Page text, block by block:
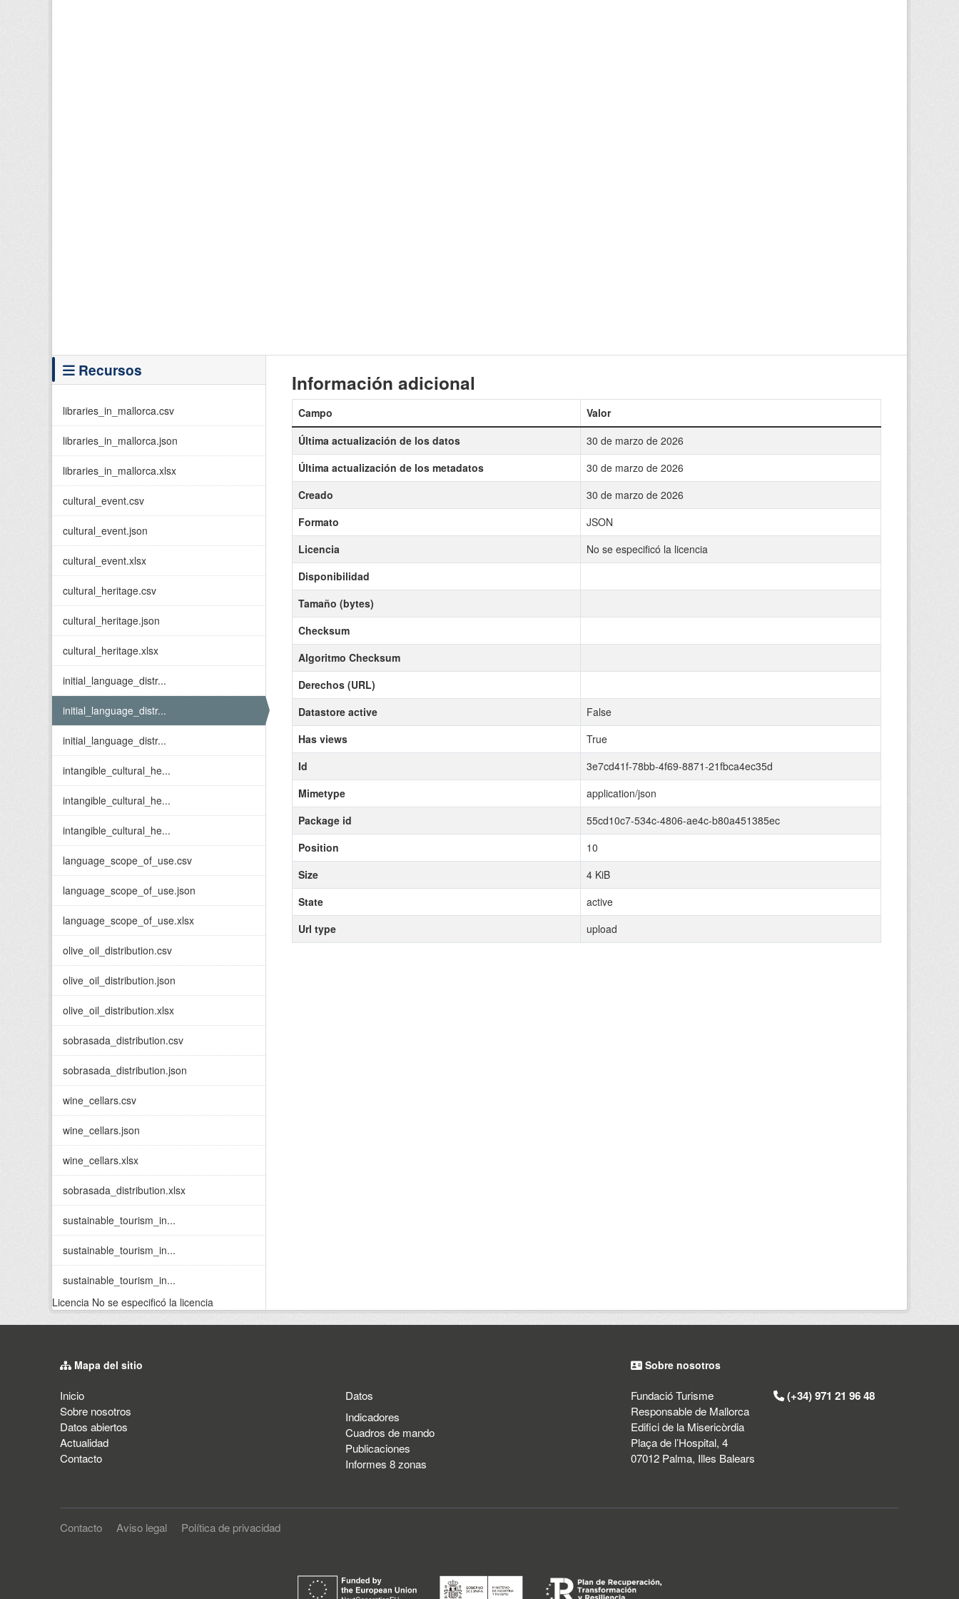
Recursos
libraries_in_mallorca.csv
libraries_in_mallorca.json
libraries_in_mallorca.xlsx
cultural_event.csv
cultural_event.json
cultural_event.xlsx
cultural_heritage.csv
cultural_heritage.json
cultural_heritage.xlsx
initial_language_distr...
initial_language_distr...
initial_language_distr...
intangible_cultural_he...
intangible_cultural_he...
intangible_cultural_he...
language_scope_of_use.csv
language_scope_of_use.json
language_scope_of_use.xlsx
olive_oil_distribution.csv
olive_oil_distribution.json
olive_oil_distribution.xlsx
sobrasada_distribution.csv
sobrasada_distribution.json
wine_cellars.csv
wine_cellars.json
wine_cellars.xlsx
sobrasada_distribution.xlsx
sustainable_tourism_in...
sustainable_tourism_in...
sustainable_tourism_in...
Licencia No se especificó la licencia
Información adicional
Campo
Valor
Última actualización de los datos
30 de marzo de 2026
Última actualización de los metadatos
30 de marzo de 2026
Creado
30 de marzo de 2026
Formato
JSON
Licencia
No se especificó la licencia
Disponibilidad
Tamaño (bytes)
Checksum
Algoritmo Checksum
Derechos (URL)
Datastore active
False
Has views
True
Id
3e7cd41f-78bb-4f69-8871-21fbca4ec35d
Mimetype
application/json
Package id
55cd10c7-534c-4806-ae4c-b80a451385ec
Position
10
Size
4 KiB
State
active
Url type
upload
Mapa del sitio
Inicio
Sobre nosotros
Datos abiertos
Actualidad
Contacto
Datos
Indicadores
Cuadros de mando
Publicaciones
Informes 8 zonas
Sobre nosotros
Fundació Turisme
Responsable de Mallorca
Edifici de la Misericòrdia
Plaça de l’Hospital, 4
07012 Palma, Illes Balears
(+34) 971 21 96 48
Contacto Aviso legal Política de privacidad